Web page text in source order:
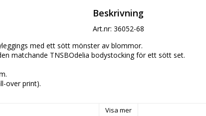
Beskrivning
Art.nr: 36052-68
med ett sött mönster av blommor.
matchande TNSBOdelia bodystocking för ett sött set.
over print).
Visa mer